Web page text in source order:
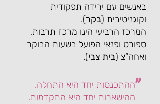
באנשים עם ירידה תפקודית
וקוגניטיבית (בקר).
המרכז הרביעי הינו מרכז תרבות,
ספורט ופנאי הפועל בשעות הבוקר
ואחה”צ (בית צבי).
ההתכנסות יחד היא התחלה.
ההישארות יחד היא התקדמות.
"